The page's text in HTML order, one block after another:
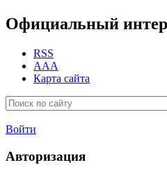
Официальный
RSS
AAA
Карта сайта
Войти
Авторизация